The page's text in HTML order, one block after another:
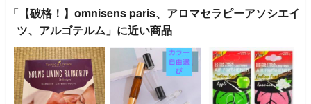
「【破格！】omnisens paris、アロマセラピーアソシエイ
ツ、アルゴテルム」に近い商品